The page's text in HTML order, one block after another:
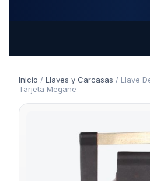
Inicio / Llaves y Carcasas / Llave
Tarjeta Megane